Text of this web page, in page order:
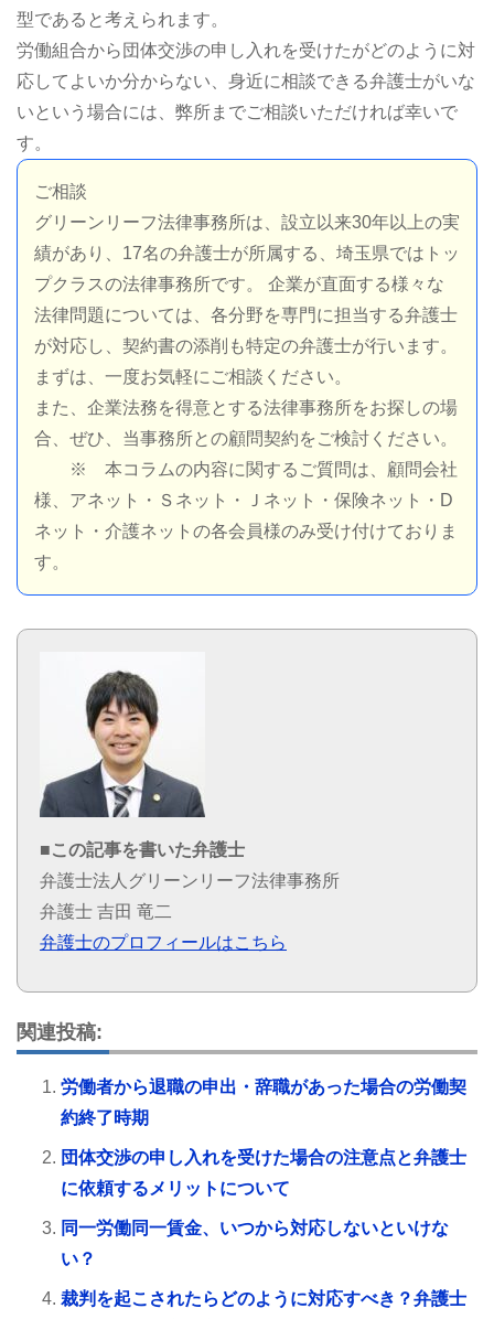
型であると考えられます。
労働組合から団体交渉の申し入れを受けたがどのように対
応してよいか分からない、身近に相談できる弁護士がいな
いという場合には、弊所までご相談いただければ幸いで
す。
ご相談
グリーンリーフ法律事務所は、設立以来30年以上の実
績があり、17名の弁護士が所属する、埼玉県ではトッ
プクラスの法律事務所です。 企業が直面する様々な
法律問題については、各分野を専門に担当する弁護士
が対応し、契約書の添削も特定の弁護士が行います。
まずは、一度お気軽にご相談ください。
また、企業法務を得意とする法律事務所をお探しの場
合、ぜひ、当事務所との顧問契約をご検討ください。
※ 本コラムの内容に関するご質問は、顧問会社
様、アネット・Ｓネット・Ｊネット・保険ネット・D
ネット・介護ネットの各会員様のみ受け付けておりま
す。
■この記事を書いた弁護士
弁護士法人グリーンリーフ法律事務所
弁護士 吉田 竜二
弁護士のプロフィールはこちら
関連投稿:
労働者から退職の申出・辞職があった場合の労働契
約終了時期
団体交渉の申し入れを受けた場合の注意点と弁護士
に依頼するメリットについて
同一労働同一賃金、いつから対応しないといけな
い？
裁判を起こされたらどのように対応すべき？弁護士